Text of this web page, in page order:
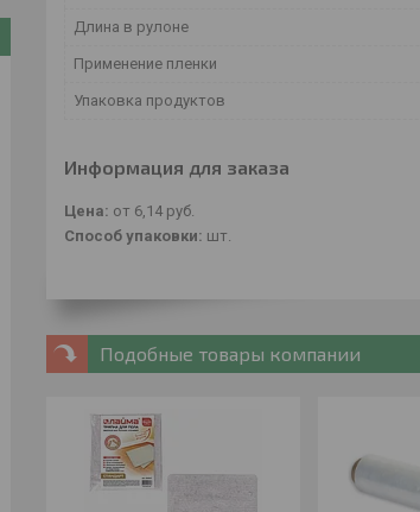
Длина в рулоне
Применение пленки
Упаковка продуктов
Информация для заказа
Цена: от 6,14 руб.
Способ упаковки: шт.
Подобные товары компании